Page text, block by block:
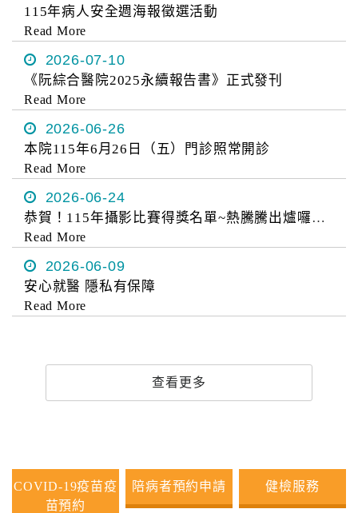
知
識
社
區
服
務
專
區
訊
區
115年病人安全週海報徵選活動
Read More
2026-07-10
《阮綜合醫院2025永續報告書》正式發刊
Read More
2026-06-26
本院115年6月26日（五）門診照常開診
Read More
2026-06-24
恭賀！115年攝影比賽得獎名單~熱騰騰出爐囉！！！
Read More
2026-06-09
安心就醫 隱私有保障
Read More
查看更多
COVID-19疫苗疫
苗預約
陪病者預約申請 健檢服務